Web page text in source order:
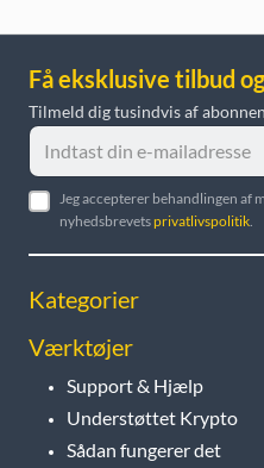
Få eksklusive tilbud
Tilmeld dig tusindvis af
Jeg accepterer behandlingen af
nyhedsbrevetsprivatlivspolitik
Kategorier
Værktøjer
Support & Hjælp
Understøttet Krypto
Sådan fungerer det